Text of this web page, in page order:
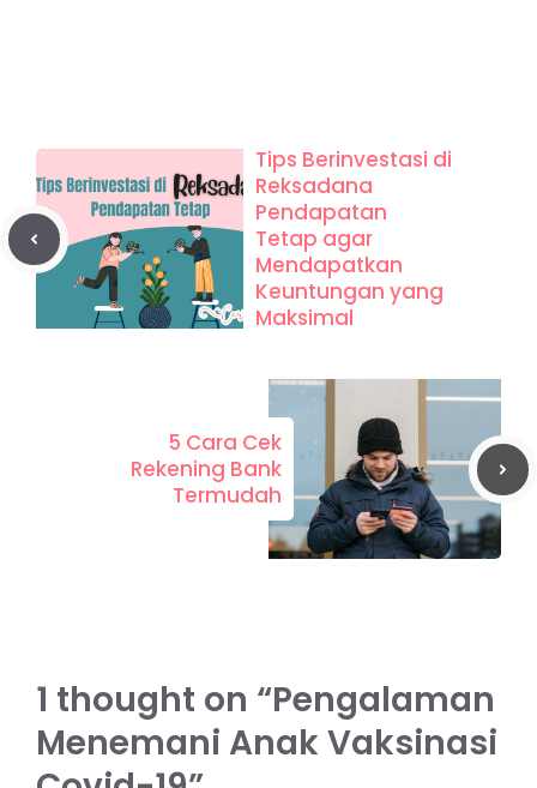
Tips Berinvestasi di
Reksadana
Pendapatan
Tetap agar
Mendapatkan
Keuntungan yang
Maksimal
5 Cara Cek
Rekening Bank
Termudah
1 thought on “Pengalaman
Menemani Anak Vaksinasi